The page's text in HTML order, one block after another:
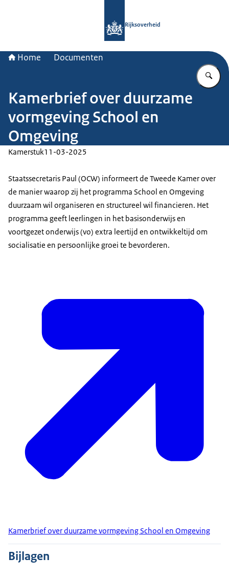
Rijksoverheid
Home Documenten
Kamerbrief over duurzame
vormgeving School en
Omgeving
Kamerstuk11-03-2025
Staatssecretaris Paul (OCW) informeert de Tweede Kamer over
de manier waarop zij het programma School en Omgeving
duurzaam wil organiseren en structureel wil financieren. Het
programma geeft leerlingen in het basisonderwijs en
voortgezet onderwijs (vo) extra leertijd en ontwikkeltijd om
socialisatie en persoonlijke groei te bevorderen.
Kamerbrief over duurzame vormgeving School en Omgeving
Bijlagen